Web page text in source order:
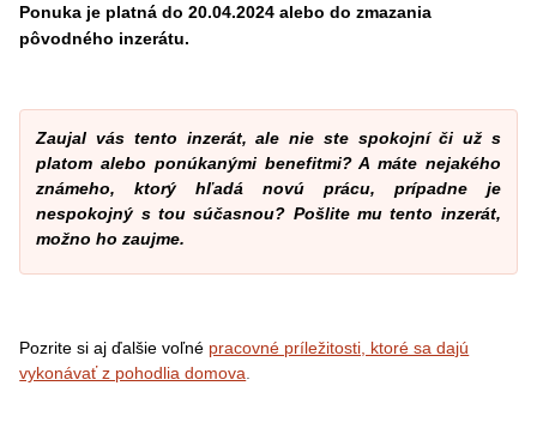
Ponuka je platná do 20.04.2024 alebo do zmazania
pôvodného inzerátu.
Zaujal vás tento inzerát, ale nie ste spokojní či už s
platom alebo ponúkanými benefitmi? A máte nejakého
známeho, ktorý hľadá novú prácu, prípadne je
nespokojný s tou súčasnou? Pošlite mu tento inzerát,
možno ho zaujme.
Pozrite si aj ďalšie voľné pracovné príležitosti, ktoré sa dajú
vykonávať z pohodlia domova